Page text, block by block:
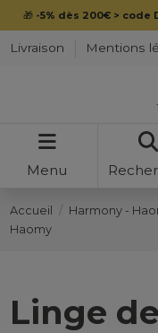
🎁 -5% dès 200€ > code
Livraison Mentions
Menu
Accueil Harmony -
Haomy
Linge